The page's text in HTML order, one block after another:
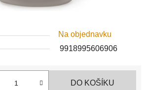
Na objednavku
9918995606906
DO KOŠÍKU